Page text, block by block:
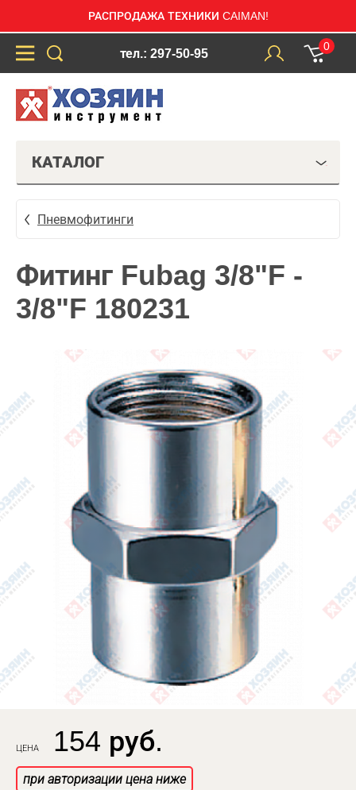
РАСПРОДАЖА ТЕХНИКИ CAIMAN!
тел.: 297-50-95
0
КАТАЛОГ
Пневмофитинги
Фитинг Fubag 3/8"F -
3/8"F 180231
ЦЕНА 154 руб.
при авторизации цена ниже